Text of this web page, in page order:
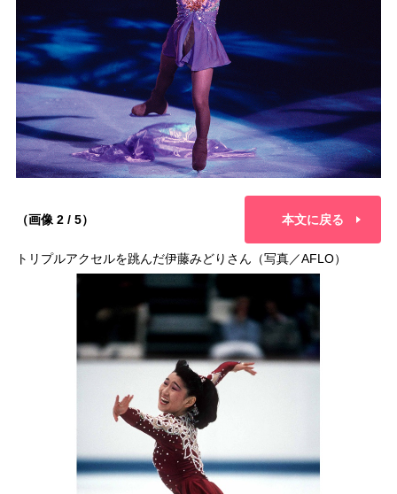
（画像 2 / 5） 本文に戻る
トリプルアクセルを跳んだ伊藤みどりさん（写真／AFLO）